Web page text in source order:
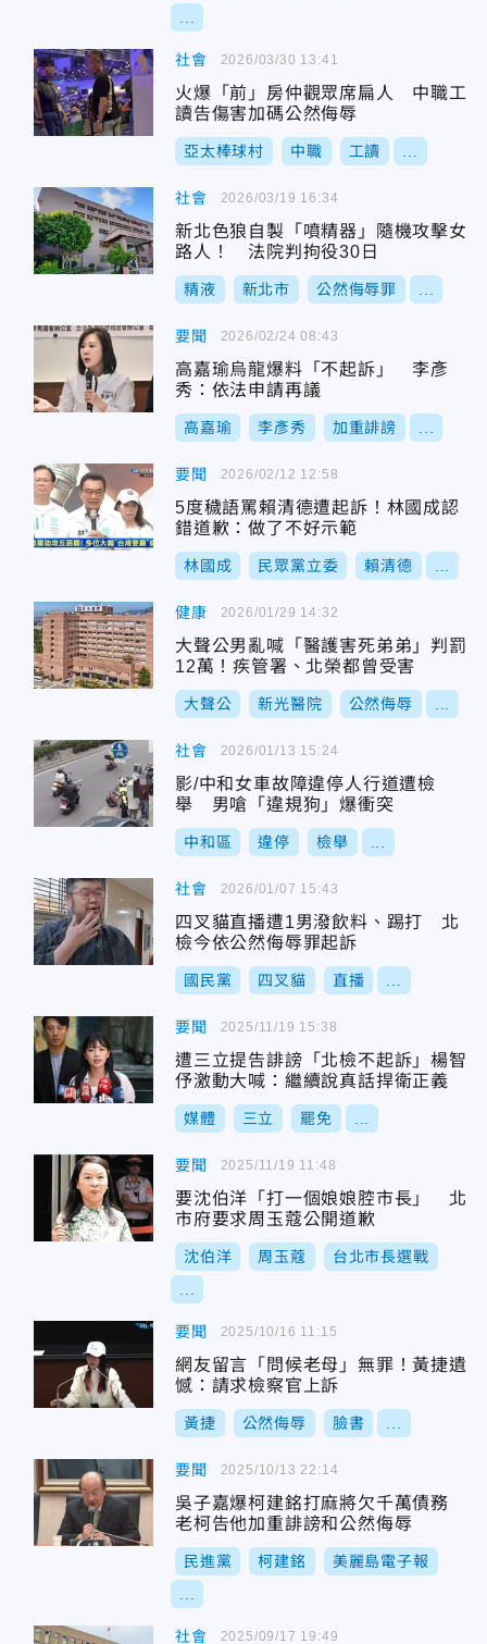
社會
火爆「前」房仲觀眾席扁人 中職工
讀告傷害加碼公然侮辱
亞太棒球村 中職 工讀
2026/03/30 13:41
社會
新北色狼自製「噴精器」隨機攻擊女
路人！ 法院判拘役30日
精液 新北市 公然侮辱罪
2026/03/19 16:34
要聞
高嘉瑜烏龍爆料「不起訴」 李彥
秀：依法申請再議
高嘉瑜 李彥秀 加重誹謗
2026/02/24 08:43
要聞
5度穢語罵賴清德遭起訴！林國成認
錯道歉：做了不好示範
林國成 民眾黨立委 賴清德
2026/02/12 12:58
健康
大聲公男亂喊「醫護害死弟弟」判罰
12萬！疾管署、北榮都曾受害
大聲公 新光醫院 公然侮辱
2026/01/29 14:32
社會
影/中和女車故障違停人行道遭檢
舉 男嗆「違規狗」爆衝突
中和區 違停 檢舉
2026/01/13 15:24
社會
四叉貓直播遭1男潑飲料、踢打 北
檢今依公然侮辱罪起訴
國民黨 四叉貓 直播
2026/01/07 15:43
要聞
遭三立提告誹謗「北檢不起訴」楊智
伃激動大喊：繼續說真話捍衛正義
媒體 三立 罷免
2025/11/19 15:38
要聞
要沈伯洋「打一個娘娘腔市長」 北
市府要求周玉蔻公開道歉
沈伯洋 周玉蔻 台北市長選戰
2025/11/19 11:48
要聞
網友留言「問候老母」無罪！黃捷遺
憾：請求檢察官上訴
黃捷 公然侮辱 臉書
2025/10/16 11:15
要聞
吳子嘉爆柯建銘打麻將欠千萬債務
老柯告他加重誹謗和公然侮辱
民進黨 柯建銘 美麗島電子報
2025/10/13 22:14
社會 2025/09/17 19:49